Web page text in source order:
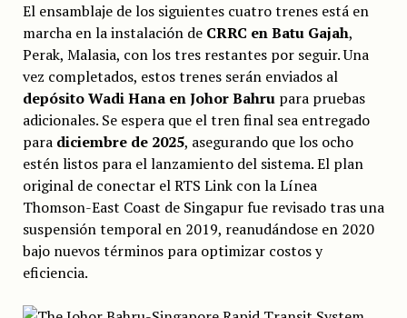
El ensamblaje de los siguientes cuatro trenes está en
marcha en la instalación de CRRC en Batu Gajah,
Perak, Malasia, con los tres restantes por seguir. Una
vez completados, estos trenes serán enviados al
depósito Wadi Hana en Johor Bahrupara pruebas
adicionales. Se espera que el tren final sea entregado
para diciembre de 2025, asegurando que los ocho
estén listos para el lanzamiento del sistema. El plan
original de conectar el RTS Link con la Línea
Thomson-East Coast de Singapur fue revisado tras una
suspensión temporal en 2019, reanudándose en 2020
bajo nuevos términos para optimizar costos y
eficiencia.